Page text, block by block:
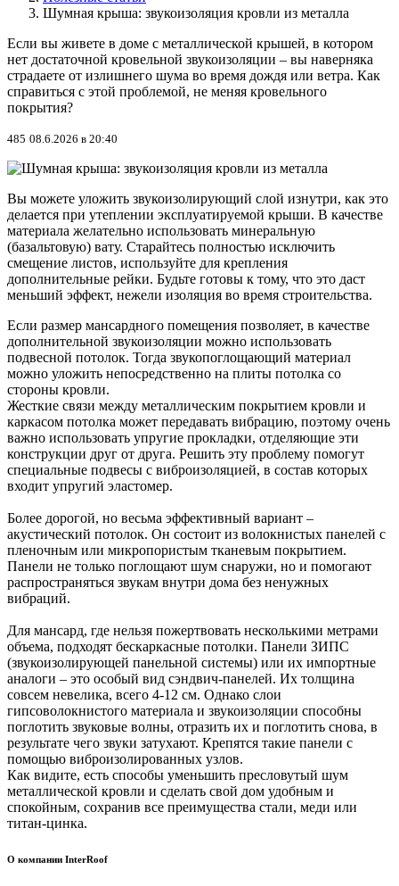
Шумная крыша: звукоизоляция кровли из металла
​Если вы живете в доме с металлической крышей, в котором
нет достаточной кровельной звукоизоляции – вы наверняка
страдаете от излишнего шума во время дождя или ветра. Как
справиться с этой проблемой, не меняя кровельного
покрытия?
485 08.6.2026 в 20:40
Вы можете уложить звукоизолирующий слой изнутри, как это
делается при утеплении эксплуатируемой крыши. В качестве
материала желательно использовать минеральную
(базальтовую) вату. Старайтесь полностью исключить
смещение листов, используйте для крепления
дополнительные рейки. Будьте готовы к тому, что это даст
меньший эффект, нежели изоляция во время строительства.
Если размер мансардного помещения позволяет, в качестве
дополнительной звукоизоляции можно использовать
подвесной потолок. Тогда звукопоглощающий материал
можно уложить непосредственно на плиты потолка со
стороны кровли.
Жесткие связи между металлическим покрытием кровли и
каркасом потолка может передавать вибрацию, поэтому очень
важно использовать упругие прокладки, отделяющие эти
конструкции друг от друга. Решить эту проблему помогут
специальные подвесы с виброизоляцией, в состав которых
входит упругий эластомер.
Более дорогой, но весьма эффективный вариант –
акустический потолок. Он состоит из волокнистых панелей с
пленочным или микропористым тканевым покрытием.
Панели не только поглощают шум снаружи, но и помогают
распространяться звукам внутри дома без ненужных
вибраций.
Для мансард, где нельзя пожертвовать несколькими метрами
объема, подходят бескаркасные потолки. Панели ЗИПС
(звукоизолирующей панельной системы) или их импортные
аналоги – это особый вид сэндвич-панелей. Их толщина
совсем невелика, всего 4-12 см. Однако слои
гипсоволокнистого материала и звукоизоляции способны
поглотить звуковые волны, отразить их и поглотить снова, в
результате чего звуки затухают. Крепятся такие панели с
помощью виброизолированных узлов.
Как видите, есть способы уменьшить пресловутый шум
металлической кровли и сделать свой дом удобным и
спокойным, сохранив все преимущества стали, меди или
титан-цинка.
О компании InterRoof